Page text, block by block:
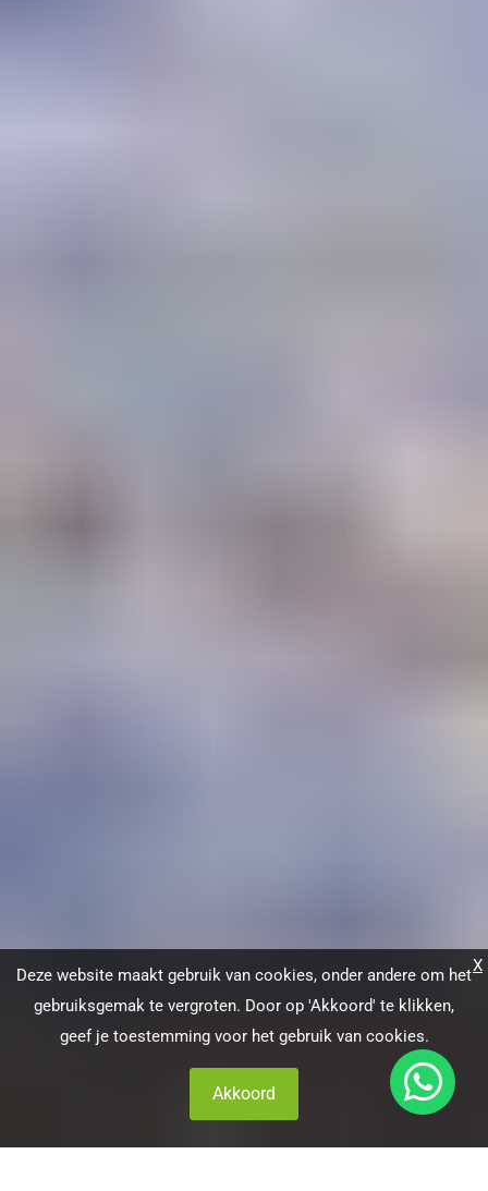
Deze website maakt gebruik van cookies, onder andere om het
gebruiksgemak te vergroten. Door op 'Akkoord' te klikken,
geef je toestemming voor het gebruik van cookies.
Akkoord
X